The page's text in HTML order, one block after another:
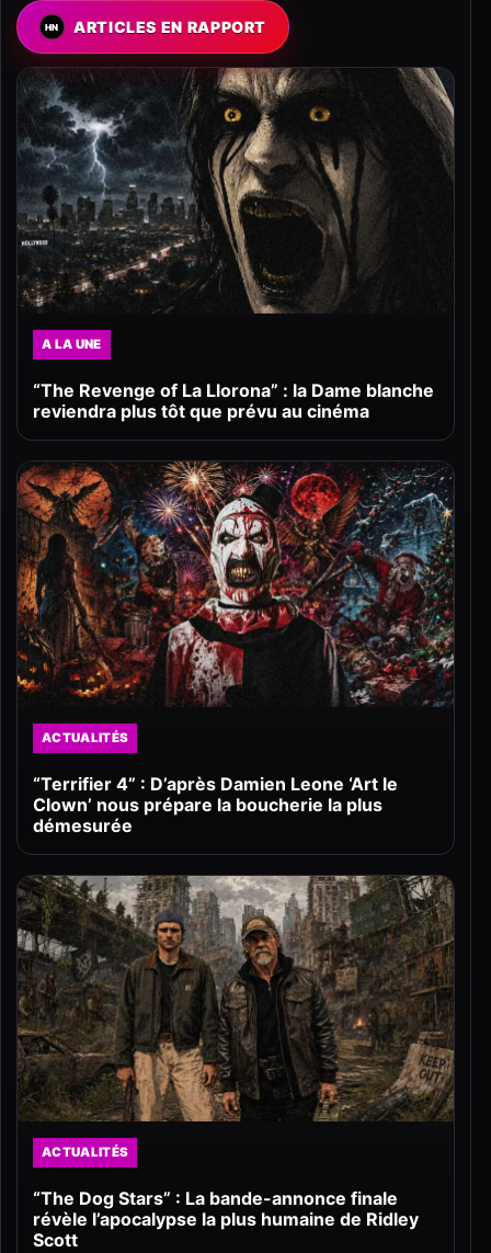
ARTICLES EN RAPPORT
A LA UNE
“The Revenge of La Llorona” : la Dame blanche
reviendra plus tôt que prévu au cinéma
ACTUALITÉS
“Terrifier 4” : D’après Damien Leone ‘Art le
Clown’ nous prépare la boucherie la plus
démesurée
ACTUALITÉS
“The Dog Stars” : La bande-annonce finale
révèle l’apocalypse la plus humaine de Ridley
Scott